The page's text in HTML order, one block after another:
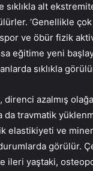
sıklıkla alt
‘Genellikle
spor ve öbür fizik
eğitime yeni
sıklıkla
direnci azalmış
da travmatik
elastikiyeti ve
görülür.
ileri yaştaki,